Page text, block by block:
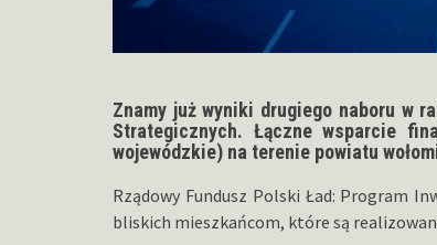
Znamy już wyniki drugiego naboru w
Strategicznych. Łączne wsparcie
wojewódzkie) na terenie powiatu
Rządowy Fundusz Polski Ład: Program
bliskich mieszkańcom, które są